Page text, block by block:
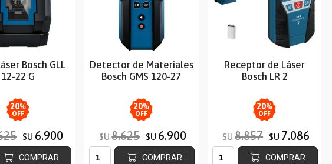
Bosch GLL
12-22 G
20%
OFF
$U 6.900
COMPRAR
Detector de Materiales
Bosch GMS 120-27
20%
OFF
$U 8.625 $U 6.900
COMPRAR
Receptor de Láser
Bosch LR 2
20%
OFF
$U 8.857 $U 7.086
COMPRAR